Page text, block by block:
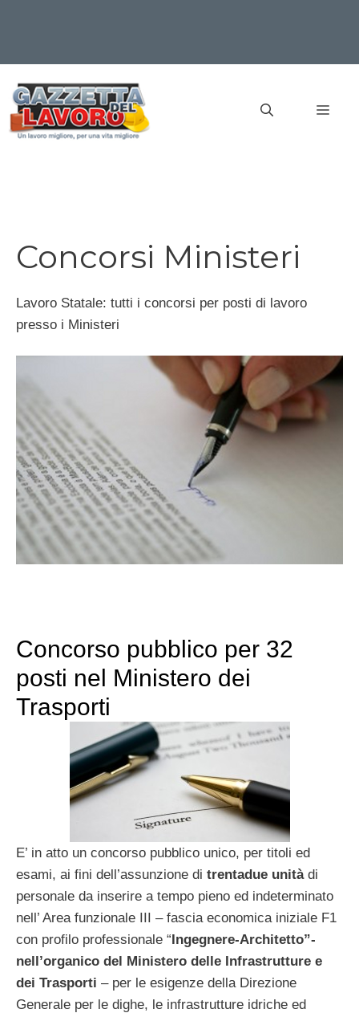
contenuto
Concorsi Ministeri
Lavoro Statale: tutti i concorsi per posti di lavoro
presso i Ministeri
Concorso pubblico per 32
posti nel Ministero dei
Trasporti
E’ in atto un concorso pubblico unico, per titoli ed
esami, ai fini dell’assunzione di trentadue unitàdi
personale da inserire a tempo pieno ed indeterminato
nell’ Area funzionale III – fascia economica iniziale F1
con profilo professionale “Ingegnere-Architetto”-
nell’organico del Ministero delle Infrastrutture e
dei Trasporti – per le esigenze della Direzione
Generale per le dighe, le infrastrutture idriche ed